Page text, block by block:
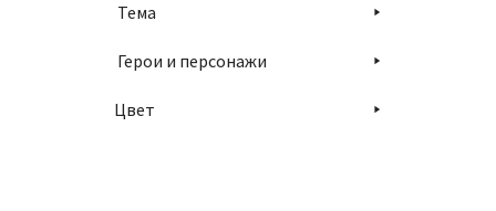
Тема
Герои и персонажи
Цвет